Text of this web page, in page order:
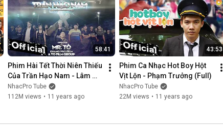
58:41
Phim Hài Tết Thời Niên Thiếu
Của Trần Hạo Nam - Lâm
Chấn Khang [Official]
NhacPro Tube
112M views • 11 years ago
43:53
Phim Ca Nhạc Hot Boy Hột
Vịt Lộn - Phạm Trưởng (Full)
NhacPro Tube
22M views • 11 years ago